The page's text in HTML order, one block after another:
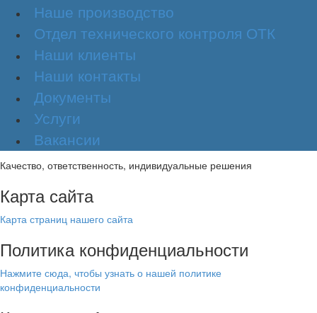
Наше производство
Отдел технического контроля ОТК
Наши клиенты
Наши контакты
Документы
Услуги
Вакансии
Качество, ответственность, индивидуальные решения
Карта сайта
Карта страниц нашего сайта
Политика конфиденциальности
Нажмите сюда, чтобы узнать о нашей политике
конфиденциальности